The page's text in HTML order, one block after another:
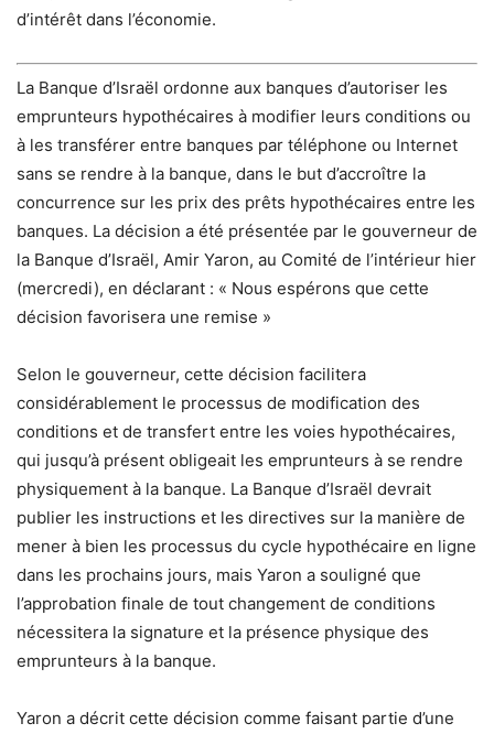
d’intérêt dans l’économie.
La Banque d’Israël ordonne aux banques d’autoriser les
emprunteurs hypothécaires à modifier leurs conditions ou
à les transférer entre banques par téléphone ou Internet
sans se rendre à la banque, dans le but d’accroître la
concurrence sur les prix des prêts hypothécaires entre les
banques. La décision a été présentée par le gouverneur de
la Banque d’Israël, Amir Yaron, au Comité de l’intérieur hier
(mercredi), en déclarant : « Nous espérons que cette
décision favorisera une remise »
Selon le gouverneur, cette décision facilitera
considérablement le processus de modification des
conditions et de transfert entre les voies hypothécaires,
qui jusqu’à présent obligeait les emprunteurs à se rendre
physiquement à la banque. La Banque d’Israël devrait
publier les instructions et les directives sur la manière de
mener à bien les processus du cycle hypothécaire en ligne
dans les prochains jours, mais Yaron a souligné que
l’approbation finale de tout changement de conditions
nécessitera la signature et la présence physique des
emprunteurs à la banque.
Yaron a décrit cette décision comme faisant partie d’une